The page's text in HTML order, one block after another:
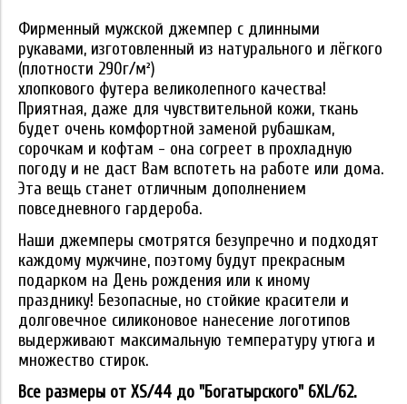
Фирменный мужской джемпер с длинными
рукавами, изготовленный из натурального и лёгкого
(плотности 290г/м²)
хлопкового футера великолепного качества!
Приятная, даже для чувствительной кожи, ткань
будет очень комфортной заменой рубашкам,
сорочкам и кофтам - она согреет в прохладную
погоду и не даст Вам вспотеть на работе или дома.
Эта вещь станет отличным дополнением
повседневного гардероба.
Наши джемперы смотрятся безупречно и подходят
каждому мужчине, поэтому будут прекрасным
подарком на День рождения или к иному
празднику! Безопасные, но стойкие красители и
долговечное силиконовое нанесение логотипов
выдерживают максимальную температуру утюга и
множество стирок.
Все размеры от XS/44 до "Богатырского" 6XL/62.